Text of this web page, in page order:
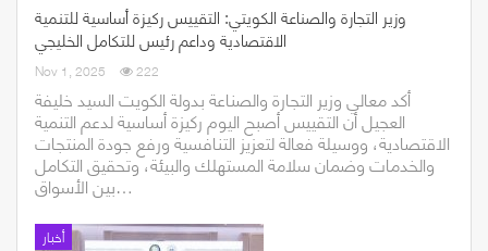
وزير التجارة والصناعة الكويتي: التقييس ركيزة أساسية للتنمية
الاقتصادية وداعم رئيس للتكامل الخليجي
Nov 1, 2025 222
أكد معالي وزير التجارة والصناعة بدولة الكويت السيد خليفة
العجيل أن التقييس أصبح اليوم ركيزة أساسية لدعم التنمية
الاقتصادية، ووسيلة فعالة لتعزيز التنافسية ورفع جودة المنتجات
والخدمات وضمان سلامة المستهلك والبيئة، وتحقيق التكامل
بين الأسواق…
أخبار